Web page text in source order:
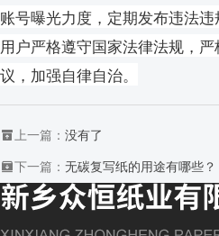
账号曝光力度，定期发布违法
用户严格遵守国家法律法规，
议，加强自律自治。
上一篇： 没有了
下一篇： 无碳复写纸的用途有哪些？